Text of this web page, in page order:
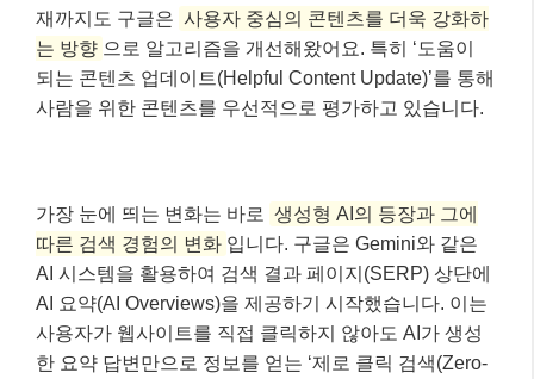
재까지도 구글은 사용자 중심의 콘텐츠를 더욱 강화하
는 방향 으로 알고리즘을 개선해왔어요. 특히 ‘도움이
되는 콘텐츠 업데이트(Helpful Content Update)’를 통해
사람을 위한 콘텐츠를 우선적으로 평가하고 있습니다.
가장 눈에 띄는 변화는 바로 생성형 AI의 등장과 그에
따른 검색 경험의 변화 입니다. 구글은 Gemini와 같은
AI 시스템을 활용하여 검색 결과 페이지(SERP) 상단에
AI 요약(AI Overviews)을 제공하기 시작했습니다. 이는
사용자가 웹사이트를 직접 클릭하지 않아도 AI가 생성
한 요약 답변만으로 정보를 얻는 ‘제로 클릭 검색(Zero-